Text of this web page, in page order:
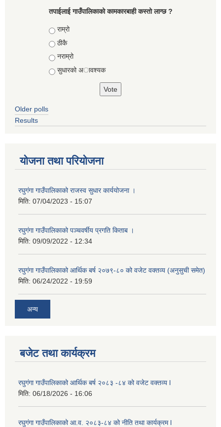
तपाईलाई गाउँपालिकाको कामकारबाही कस्तो लाग्छ ?
Choices
राम्रो
ठीकै
नराम्रो
सुधारको अावश्यक
Older polls
Results
योजना तथा परियोजना
रघुगंगा गाउँपालिकाको राजस्व सुधार कार्ययोजना ।
मिति: 07/04/2023 - 15:07
रघुगंगा गाउँपालिकाको पञ्चवर्षीय प्रगति किताब ।
मिति: 09/09/2022 - 12:34
रघुगंगा गाउँपालिकाको आर्थिक बर्ष २०७९-८० को वजेट वक्तव्य (अनुसुची समेत)
मिति: 06/24/2022 - 19:59
अन्य
बजेट तथा कार्यक्रम
रघुगंगा गाउँपालिकाको आर्थिक बर्ष २०८३ -८४ को वजेट वक्तव्य l
मिति: 06/18/2026 - 16:06
रघुगंगा गाउँपालिकाको आ.व. २०८३-८४ को नीति तथा कार्यक्रम l